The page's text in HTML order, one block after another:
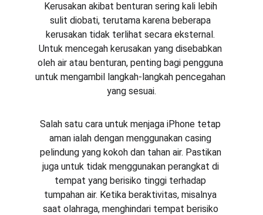
Kerusakan akibat benturan sering kali lebih
sulit diobati, terutama karena beberapa
kerusakan tidak terlihat secara eksternal.
Untuk mencegah kerusakan yang disebabkan
oleh air atau benturan, penting bagi pengguna
untuk mengambil langkah-langkah pencegahan
yang sesuai.
Salah satu cara untuk menjaga iPhone tetap
aman ialah dengan menggunakan casing
pelindung yang kokoh dan tahan air. Pastikan
juga untuk tidak menggunakan perangkat di
tempat yang berisiko tinggi terhadap
tumpahan air. Ketika beraktivitas, misalnya
saat olahraga, menghindari tempat berisiko